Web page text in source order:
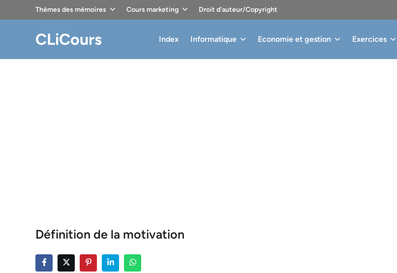
Thèmes des mémoires Cours marketing Droit d’auteur/Copyright
CLiCours Index Informatique Economie et gestion Exercices
Définition de la motivation